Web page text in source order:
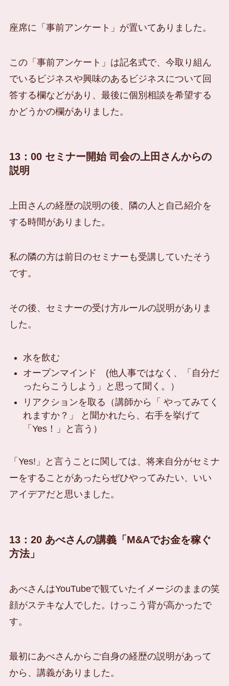
座席に「事前アンケート」が置いてありました。
この「事前アンケート」は記名式で、今取り組ん
でいるビジネスや興味のあるビジネスについて回
答する欄などがあり、最後に個別相談を希望する
かどうかの欄がありました。
13：00 セミナー開始 司会の上田さんからの
説明
上田さんの経歴の説明の後、隣の人と自己紹介を
する時間がありました。
私の隣の方は前日のセミナーも受講していたそう
です。
その後、セミナーの受け方ルールの説明がありま
した。
水を飲む
オープンマインド (他人事ではなく、「自分だ
ったらこうしよう」と思って聞く。）
リアクションを取る（講師から「 やってみてく
れますか？」 と聞かれたら、右手を挙げて
「Yes！」と言う）
「Yes!」と言うことに関しては、将来自分がセミナ
ーをすることがあったらぜひやってみたい、いい
アイデアだと思いました。
13：20 あべさんの講義「M&Aでお金を稼ぐ
方法」
あべさんはYouTubeで観ていたイメージのままの笑
顔がステキな人でした。けっこう背が高かったで
す。
最初にあべさんからご自身の経歴の説明があって
から、講義がありました。